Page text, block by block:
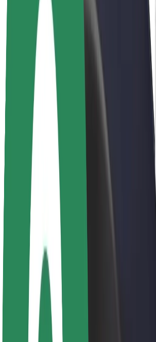
Ingresos de repartidor
Comercios de Bolt Food
Flotas
Franquicias
Empresa
Trabajá con nosotros
Acerca de Bolt
Sostenibilidad en Bolt
Project Zero
Blog
Sala de prensa
Directrices de la marca
Misión
Relación con inversores
Liderazgo
Marca
Medios
Fondo Urbano
Seguridad